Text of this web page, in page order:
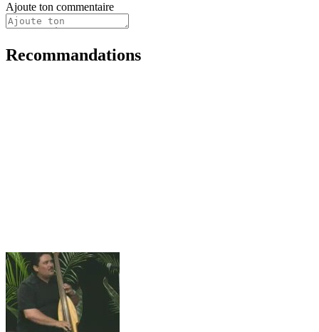
Ajoute ton commentaire
Recommandations